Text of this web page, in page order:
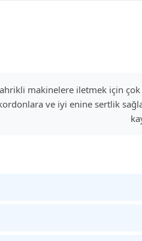
makinelere iletmek için
ve iyi enine sertlik